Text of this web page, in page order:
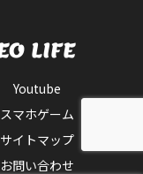
Youtube
スマホゲーム
サイトマップ
お問い合わせ